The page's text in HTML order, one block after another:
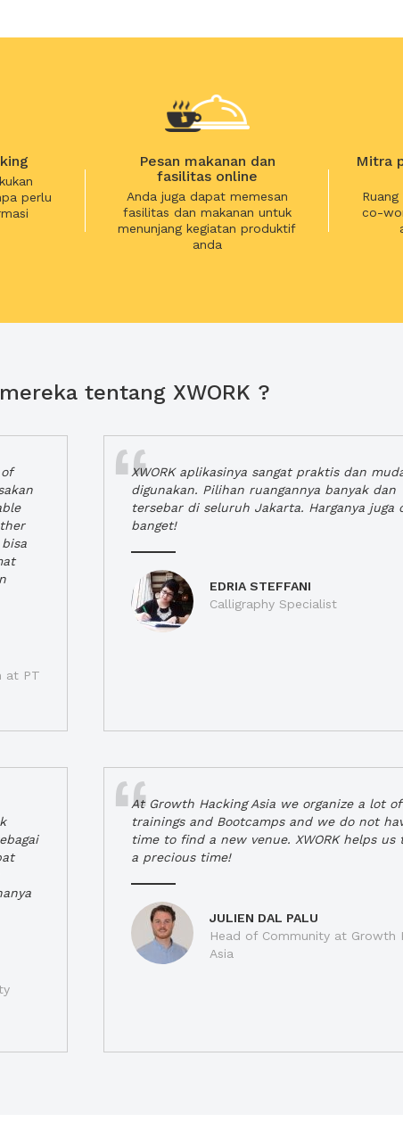
perlu
Pesan makanan dan
fasilitas online
Anda juga dapat memesan
fasilitas dan makanan untuk
menunjang kegiatan produktif
anda
Mitra
co-
tentang XWORK ?
at PT
XWORK aplikasinya sangat praktis dan
digunakan. Pilihan ruangannya banyak dan
tersebar di seluruh Jakarta. Harganya juga
banget!
EDRIA STEFFANI
Calligraphy Specialist
At Growth Hacking Asia we organize a lot of
trainings and Bootcamps and we do not
time to find a new venue. XWORK helps us
a precious time!
JULIEN DAL PALU
Head of Community at Growth
Asia